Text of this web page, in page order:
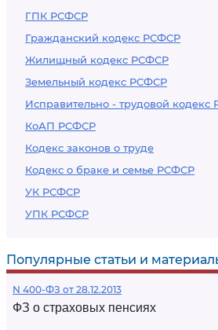
ГПК РСФСР
Гражданский кодекс РСФСР
Жилищный кодекс РСФСР
Земельный кодекс РСФСР
Исправительно - трудовой кодекс
КоАП РСФСР
Кодекс законов о труде
Кодекс о браке и семье РСФСР
УК РСФСР
УПК РСФСР
Популярные статьи и
N 400-ФЗ от 28.12.2013
ФЗ о страховых пенсиях